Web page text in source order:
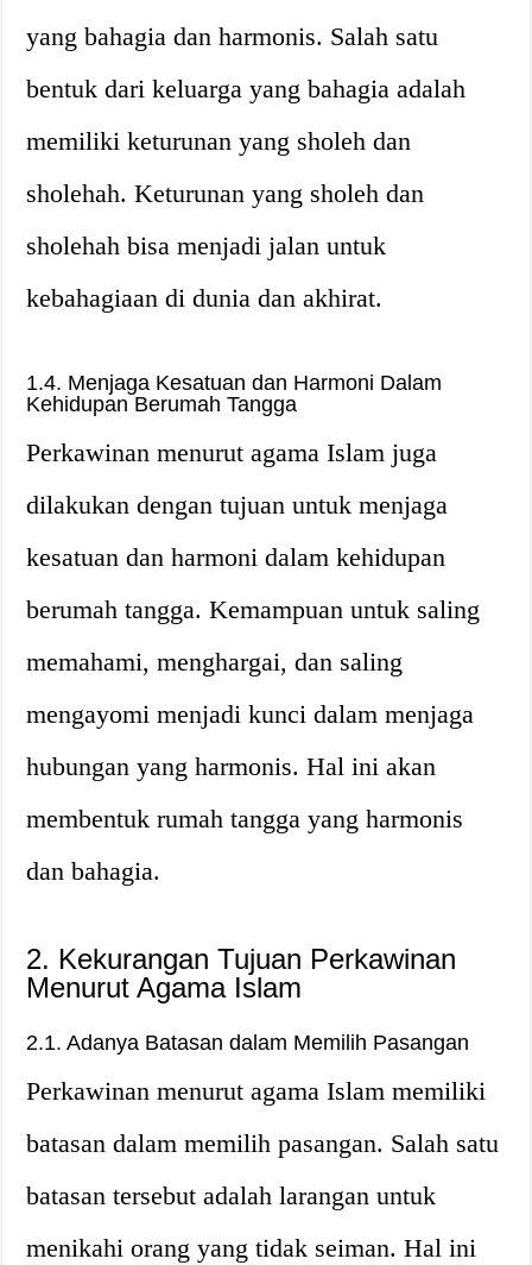
yang bahagia dan harmonis. Salah satu
bentuk dari keluarga yang bahagia adalah
memiliki keturunan yang sholeh dan
sholehah. Keturunan yang sholeh dan
sholehah bisa menjadi jalan untuk
kebahagiaan di dunia dan akhirat.
1.4. Menjaga Kesatuan dan Harmoni Dalam
Kehidupan Berumah Tangga
Perkawinan menurut agama Islam juga
dilakukan dengan tujuan untuk menjaga
kesatuan dan harmoni dalam kehidupan
berumah tangga. Kemampuan untuk saling
memahami, menghargai, dan saling
mengayomi menjadi kunci dalam menjaga
hubungan yang harmonis. Hal ini akan
membentuk rumah tangga yang harmonis
dan bahagia.
2. Kekurangan Tujuan Perkawinan
Menurut Agama Islam
2.1. Adanya Batasan dalam Memilih Pasangan
Perkawinan menurut agama Islam memiliki
batasan dalam memilih pasangan. Salah satu
batasan tersebut adalah larangan untuk
menikahi orang yang tidak seiman. Hal ini